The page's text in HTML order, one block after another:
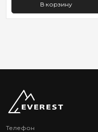
В корзину
Телефон